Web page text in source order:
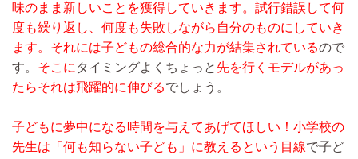
味のまま新しいことを獲得していきます。 試行錯誤して何
度も繰り返し、何度も失敗しながら自分のものにしていき
ます。 それには子どもの総合的な力が結集されているので
す。 そこに タイミングよくちょっと 先を行くモデルがあっ
たらそれは飛躍的に伸びるでしょう。
子どもに夢中になる時間を与えてあげてほしい！ 小学校の
先生は「何も知らない子ども」に教えるという目線で子ど